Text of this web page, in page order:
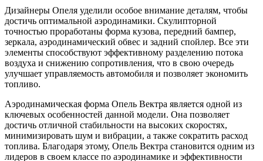
Дизайнеры Опеля уделили особое внимание деталям, чтобы
достичь оптимальной аэродинамики. Скулипторной
точностью проработаны форма кузова, передний бампер,
зеркала, аэродинамический обвес и задний спойлер. Все эти
элементы способствуют эффективному разделению потока
воздуха и снижению сопротивления, что в свою очередь
улучшает управляемость автомобиля и позволяет экономить
топливо.
Аэродинамическая форма Опель Вектра является одной из
ключевых особенностей данной модели. Она позволяет
достичь отличной стабильности на высоких скоростях,
минимизировать шум и вибрации, а также сократить расход
топлива. Благодаря этому, Опель Вектра становится одним из
лидеров в своем классе по аэродинамике и эффективности